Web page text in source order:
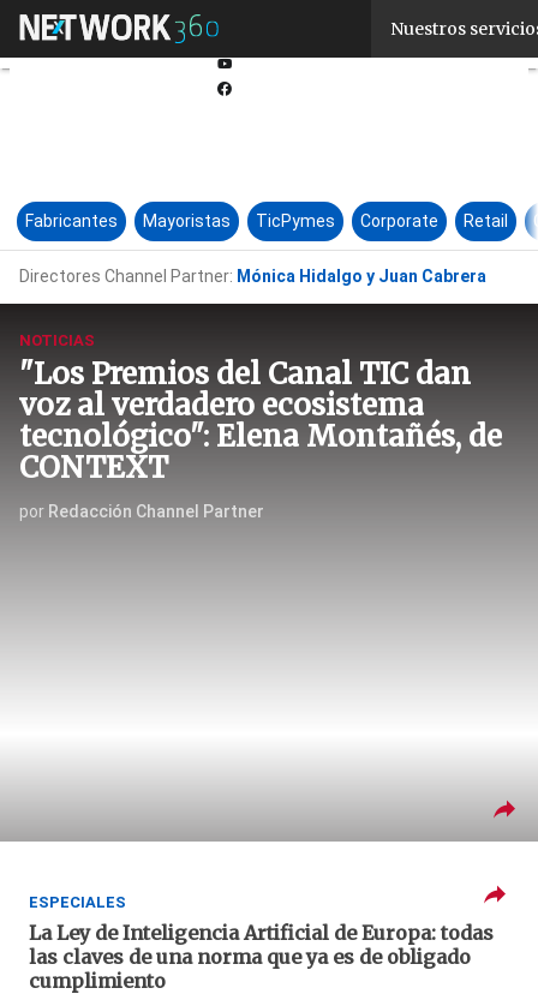
Nuestros
Youtube-
Fabricantes Mayoristas TicPymes Corporate Retail
Directores Channel Partner: Mónica Hidalgo y Juan Cabrera
NOTICIAS
"Los Premios del Canal TIC dan
voz al verdadero ecosistema
tecnológico": Elena Montañés, de
CONTEXT
por Redacción Channel Partner
ESPECIALES
La Ley de Inteligencia Artificial de Europa: todas
las claves de una norma que ya es de obligado
cumplimiento